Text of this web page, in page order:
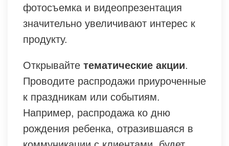
фотосъемка и видеопрезентация
значительно увеличивают интерес к
продукту.
Открывайте тематические акции.
Проводите распродажи приуроченные
к праздникам или событиям.
Например, распродажа ко дню
рождения ребенка, отразившаяся в